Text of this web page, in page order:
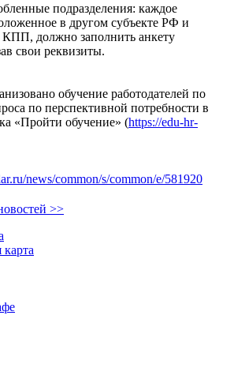
подразделения: каждое
в другом субъекте РФ и
должно заполнить анкету
свои реквизиты.
обучение работодателей по
по перспективной потребности в
«Пройти обучение» (https://edu-hr-
news/common/s/common/e/581920
>>